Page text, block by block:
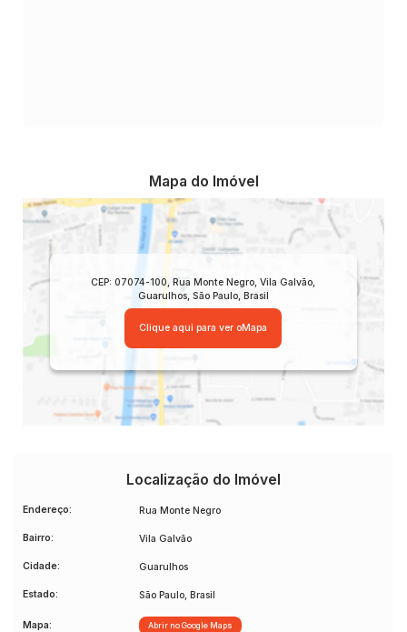
Mapa do Imóvel
CEP: 07074-100,Rua Monte Negro,Vila Galvão,
Guarulhos, São Paulo, Brasil
Clique aqui para ver oMapa
Localização do Imóvel
Endereço: Rua Monte Negro
Bairro: Vila Galvão
Cidade: Guarulhos
Estado: São Paulo, Brasil
Mapa: Abrir no Google Maps